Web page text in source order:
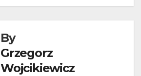
By
Grzegorz
Wojcikiewicz